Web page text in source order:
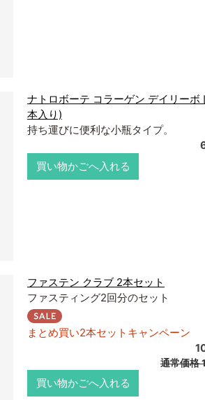
ナトロボーテ コラーゲン デイリーボ
本入り)
持ち運びに便利な小瓶タイプ。
買い物かごへ入れる
ファステン クラブ 2本セット
ファスティング2回分のセット
まとめ買い2本セットキャンペーン
通常価格
買い物かごへ入れる